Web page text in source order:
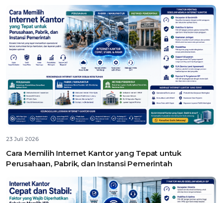
23 Juli 2026
Cara Memilih Internet Kantor yang Tepat untuk
Perusahaan, Pabrik, dan Instansi Pemerintah